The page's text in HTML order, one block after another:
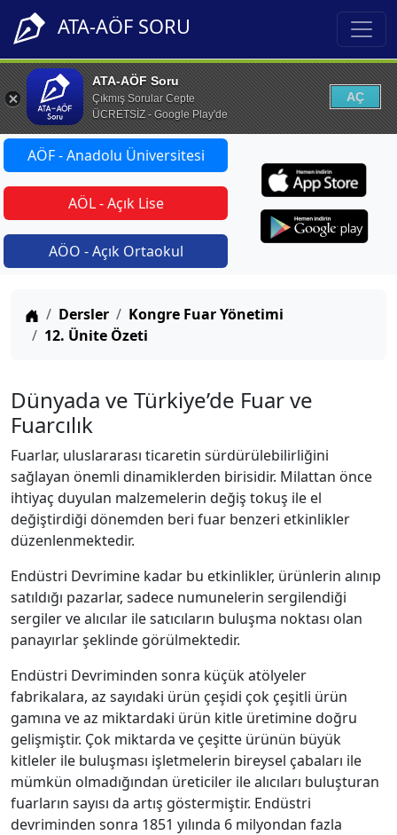
ATA-AÖF SORU
ATA-AÖF Soru
Çıkmış Sorular Cepte
ÜCRETSİZ - Google Play'de
AÇ
AÖF - Anadolu Üniversitesi
AÖL - Açık Lise
AÖO - Açık Ortaokul
Anasayfa
Dersler
Kongre Fuar Yönetimi
12. Ünite Özeti
Dünyada ve Türkiye’de Fuar ve
Fuarcılık
Fuarlar, uluslararası ticaretin sürdürülebilirliğini
sağlayan önemli dinamiklerden birisidir. Milattan önce
ihtiyaç duyulan malzemelerin değiş tokuş ile el
değiştirdiği dönemden beri fuar benzeri etkinlikler
düzenlenmektedir.
Endüstri Devrimine kadar bu etkinlikler, ürünlerin alınıp
satıldığı pazarlar, sadece numunelerin sergilendiği
sergiler ve alıcılar ile satıcıların buluşma noktası olan
panayırlar şeklinde görülmektedir.
Endüstri Devriminden sonra küçük atölyeler
fabrikalara, az sayıdaki ürün çeşidi çok çeşitli ürün
gamına ve az miktardaki ürün kitle üretimine doğru
gelişmiştir. Çok miktarda ve çeşitte ürünün büyük
kitleler ile buluşması işletmelerin bireysel çabaları ile
mümkün olmadığından üreticiler ile alıcıları buluşturan
fuarların sayısı da artış göstermiştir. Endüstri
devriminden sonra 1851 yılında 6 milyondan fazla